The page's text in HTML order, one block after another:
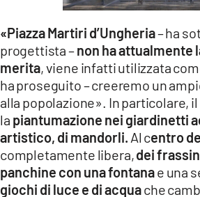
«Piazza Martiri d’Ungheria– ha
progettista –non ha attualmente
merita, viene infatti utilizzata
ha proseguito – creeremo un
alla popolazione». In particolare,
la piantumazione nei giardinetti
artistico, di mandorli. Al centro
completamente libera,dei
panchine con una fontanae una
giochi di luce e di acquache